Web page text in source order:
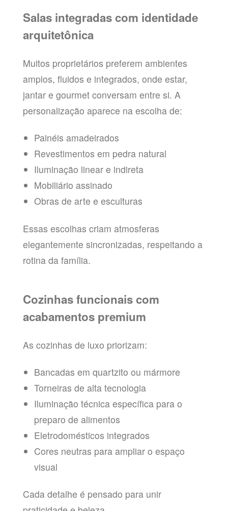
Salas integradas com identidade
arquitetônica
Muitos proprietários preferem ambientes
amplos, fluidos e integrados, onde estar,
jantar e gourmet conversam entre si. A
personalização aparece na escolha de:
Painéis amadeirados
Revestimentos em pedra natural
Iluminação linear e indireta
Mobiliário assinado
Obras de arte e esculturas
Essas escolhas criam atmosferas
elegantemente sincronizadas, respeitando a
rotina da família.
Cozinhas funcionais com
acabamentos premium
As cozinhas de luxo priorizam:
Bancadas em quartzito ou mármore
Torneiras de alta tecnologia
Iluminação técnica específica para o
preparo de alimentos
Eletrodomésticos integrados
Cores neutras para ampliar o espaço
visual
Cada detalhe é pensado para unir